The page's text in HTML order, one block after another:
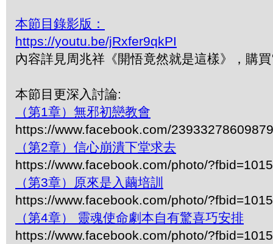
本節目錄影版：
https://youtu.be/jRxfer9qkPI
內容詳見周兆祥《開悟竟然就是這樣》，購
本節目更深入討論:
（第1章）無邪初戀教會
https://www.facebook.com/
（第2章）信心崩潰下堂求去
https://www.facebook.com/photo/
（第3章）原來是入繭培訓
https://www.facebook.com/photo/
（第4章） 靈魂使命劇本自有驚喜巧安排
https://www.facebook.com/photo/